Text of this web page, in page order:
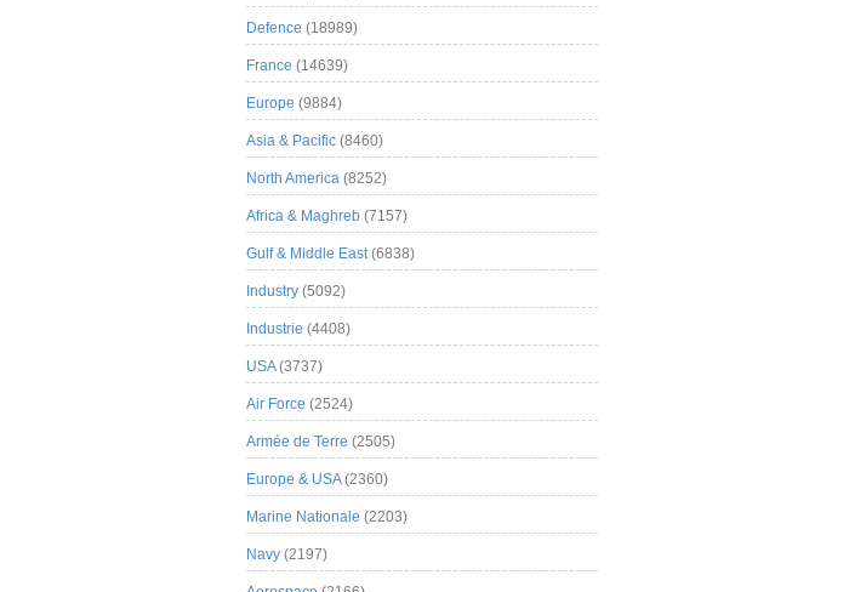
Defence (18989)
France (14639)
Europe (9884)
Asia & Pacific (8460)
North America (8252)
Africa & Maghreb (7157)
Gulf & Middle East(6838)
Industry (5092)
Industrie (4408)
USA(3737)
Air Force (2524)
Armée de Terre (2505)
Europe & USA(2360)
Marine Nationale (2203)
Navy (2197)